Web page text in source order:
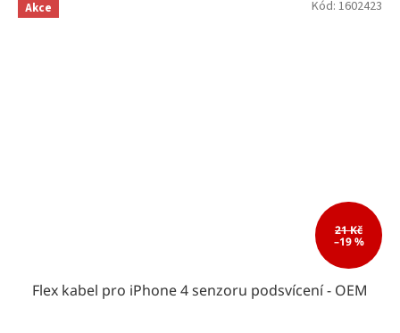
Akce
21 Kč
–19 %
Flex kabel pro iPhone 4 senzoru podsvícení - OEM
Kód: 1602423